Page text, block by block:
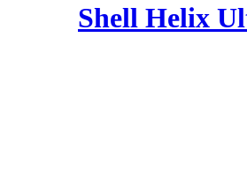
Shell Helix